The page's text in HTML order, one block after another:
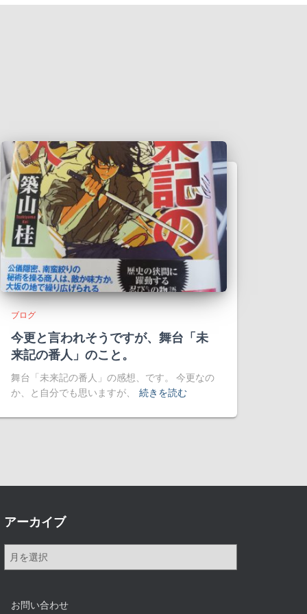
ブログ
今更と言われそうですが、舞台「未
来記の番人」のこと。
舞台「未来記の番人」の感想、です。 今更なの
か、と自分でも思いますが、
続きを読む
アーカイブ
ア
ブ
お問い合わせ